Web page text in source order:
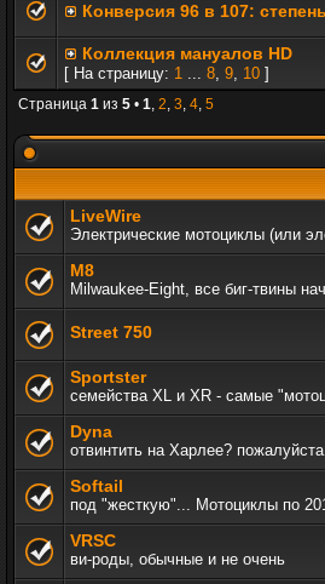
Конверсия 96 в 107:
Коллекция мануалов HD
[ На страницу: 1 ... 8, 9, 10 ]
Страница 1 из 5 • 1, 2, 3, 4, 5
LiveWire
Электрические мотоциклы (или
M8
Milwaukee-Eight, все биг-твины
Street 750
Sportster
семейства XL и XR - самые
Dyna
отвинтить на Харлее?
Softail
под "жесткую"... Мотоциклы по
VRSC
ви-роды, обычные и не очень